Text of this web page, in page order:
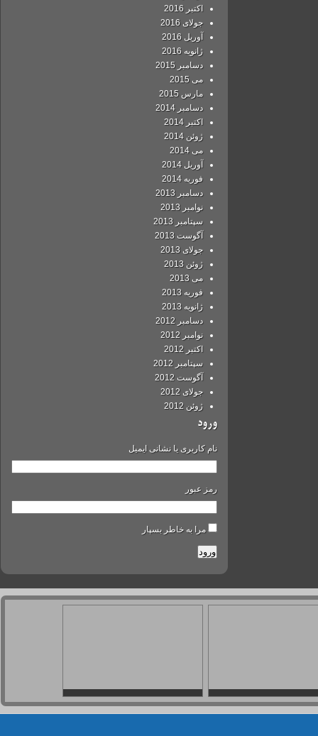
اکتبر 2016
جولای 2016
آوریل 2016
ژانویه 2016
دسامبر 2015
می 2015
مارس 2015
دسامبر 2014
اکتبر 2014
ژوئن 2014
می 2014
آوریل 2014
فوریه 2014
دسامبر 2013
نوامبر 2013
سپتامبر 2013
آگوست 2013
جولای 2013
ژوئن 2013
می 2013
فوریه 2013
ژانویه 2013
دسامبر 2012
نوامبر 2012
اکتبر 2012
سپتامبر 2012
آگوست 2012
جولای 2012
ژوئن 2012
ورود
نام کاربری یا نشانی ایمیل
رمز عبور
مرا به خاطر بسپار
ورود